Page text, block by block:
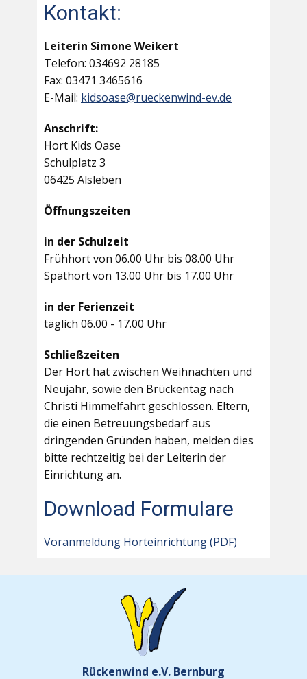
Kontakt:
Leiterin Simone Weikert
Telefon: 034692 28185
Fax: 03471 3465616
E-Mail: kidsoase@rueckenwind-ev.de
Anschrift:
Hort Kids Oase
Schulplatz 3
06425 Alsleben
Öffnungszeiten
in der Schulzeit
Frühhort von 06.00 Uhr bis 08.00 Uhr
Späthort von 13.00 Uhr bis 17.00 Uhr
in der Ferienzeit
täglich 06.00 - 17.00 Uhr
Schließzeiten
Der Hort hat zwischen Weihnachten und
Neujahr, sowie den Brückentag nach
Christi Himmelfahrt geschlossen. Eltern,
die einen Betreuungsbedarf aus
dringenden Gründen haben, melden dies
bitte rechtzeitig bei der Leiterin der
Einrichtung an.
Download Formulare
Voranmeldung Horteinrichtung (PDF)
Rückenwind e.V. Bernburg